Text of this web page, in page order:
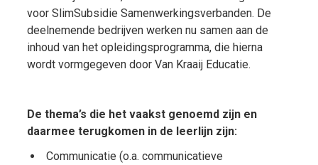
voor SlimSubsidie Samenwerkingsverbanden. De
deelnemende bedrijven werken nu samen aan de
inhoud van het opleidingsprogramma, die hierna
wordt vormgegeven door Van Kraaij Educatie.
De thema’s die het vaakst genoemd zijn en
daarmee terugkomen in de leerlijn zijn:
Communicatie (o.a. communicatieve